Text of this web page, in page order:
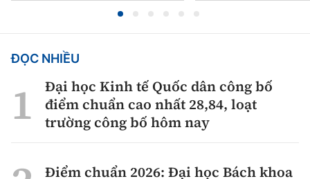
ĐỌC NHIỀU
Đại học Kinh tế Quốc dân công bố
điểm chuẩn cao nhất 28,84, loạt
trường công bố hôm nay
Điểm chuẩn 2026: Đại học Bách khoa